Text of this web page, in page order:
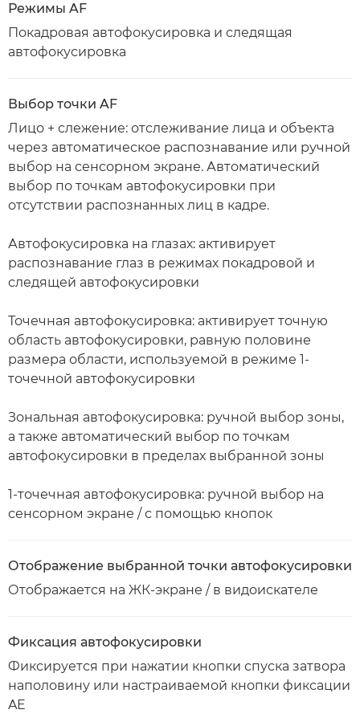
Режимы AF
Покадровая автофокусировка и следящая
автофокусировка
Выбор точки AF
Лицо + слежение: отслеживание лица и объекта
через автоматическое распознавание или ручной
выбор на сенсорном экране. Автоматический
выбор по точкам автофокусировки при
отсутствии распознанных лиц в кадре.
Автофокусировка на глазах: активирует
распознавание глаз в режимах покадровой и
следящей автофокусировки
Точечная автофокусировка: активирует точную
область автофокусировки, равную половине
размера области, используемой в режиме 1-
точечной автофокусировки
Зональная автофокусировка: ручной выбор зоны,
а также автоматический выбор по точкам
автофокусировки в пределах выбранной зоны
1-точечная автофокусировка: ручной выбор на
сенсорном экране / с помощью кнопок
Отображение выбранной точки автофокусировки
Отображается на ЖК-экране / в видоискателе
Фиксация автофокусировки
Фиксируется при нажатии кнопки спуска затвора
наполовину или настраиваемой кнопки фиксации
AE